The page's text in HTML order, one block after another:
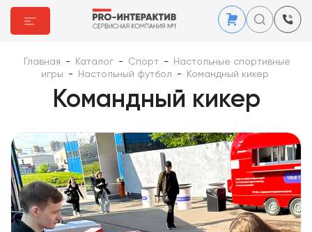
Главная - Каталог - Спорт -
Настольные спортивные
игры
- Настольный футбол - Командный кикер
Командный кикер